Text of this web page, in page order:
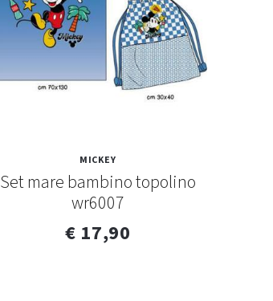
MICKEY
Set mare bambino topolino
wr6007
€ 17,90